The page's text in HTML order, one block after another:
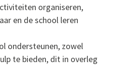
organiseren,
en de school leren
zowel
te bieden, dit in overleg